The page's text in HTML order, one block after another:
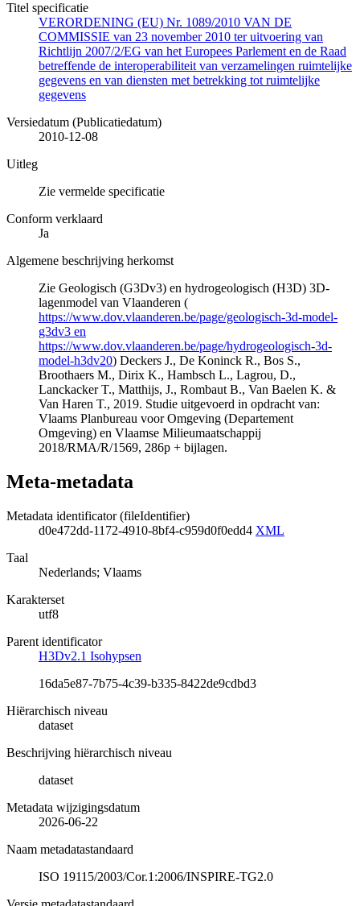
Titel specificatie
VERORDENING (EU) Nr. 1089/2010 VAN DE
COMMISSIE van 23 november 2010 ter uitvoering van
Richtlijn 2007/2/EG van het Europees Parlement en de Raad
betreffende de interoperabiliteit van verzamelingen ruimtelijke
gegevens en van diensten met betrekking tot ruimtelijke
gegevens
Versiedatum (Publicatiedatum)
2010-12-08
Uitleg
Zie vermelde specificatie
Conform verklaard
Ja
Algemene beschrijving herkomst
Zie Geologisch (G3Dv3) en hydrogeologisch (H3D) 3D-
lagenmodel van Vlaanderen (
https://www.dov.vlaanderen.be/page/geologisch-3d-model-
g3dv3 en
https://www.dov.vlaanderen.be/page/hydrogeologisch-3d-
model-h3dv20) Deckers J., De Koninck R., Bos S.,
Broothaers M., Dirix K., Hambsch L., Lagrou, D.,
Lanckacker T., Matthijs, J., Rombaut B., Van Baelen K. &
Van Haren T., 2019. Studie uitgevoerd in opdracht van:
Vlaams Planbureau voor Omgeving (Departement
Omgeving) en Vlaamse Milieumaatschappij
2018/RMA/R/1569, 286p + bijlagen.
Meta-metadata
Metadata identificator (fileIdentifier)
d0e472dd-1172-4910-8bf4-c959d0f0edd4 XML
Taal
Nederlands; Vlaams
Karakterset
utf8
Parent identificator
H3Dv2.1 Isohypsen
16da5e87-7b75-4c39-b335-8422de9cdbd3
Hiërarchisch niveau
dataset
Beschrijving hiërarchisch niveau
dataset
Metadata wijzigingsdatum
2026-06-22
Naam metadatastandaard
ISO 19115/2003/Cor.1:2006/INSPIRE-TG2.0